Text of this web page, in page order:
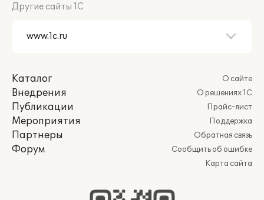
Другие сайты 1С
Каталог
Внедрения
Публикации
Мероприятия
Партнеры
Форум
О сайте
О решениях 1С
Прайс-лист
Поддержка
Обратная связь
Сообщить об ошибке
Карта сайта